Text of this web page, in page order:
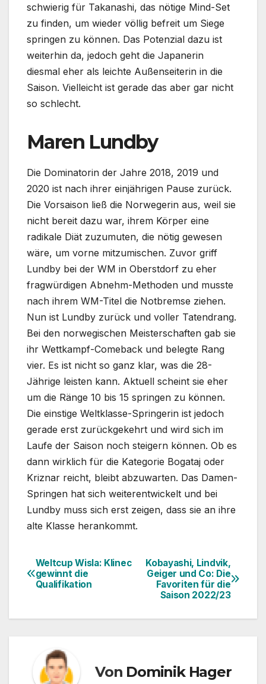
schwierig für Takanashi, das nötige Mind-Set
zu finden, um wieder völlig befreit um Siege
springen zu können. Das Potenzial dazu ist
weiterhin da, jedoch geht die Japanerin
diesmal eher als leichte Außenseiterin in die
Saison. Vielleicht ist gerade das aber gar nicht
so schlecht.
Maren Lundby
Die Dominatorin der Jahre 2018, 2019 und
2020 ist nach ihrer einjährigen Pause zurück.
Die Vorsaison ließ die Norwegerin aus, weil sie
nicht bereit dazu war, ihrem Körper eine
radikale Diät zuzumuten, die nötig gewesen
wäre, um vorne mitzumischen. Zuvor griff
Lundby bei der WM in Oberstdorf zu eher
fragwürdigen Abnehm-Methoden und musste
nach ihrem WM-Titel die Notbremse ziehen.
Nun ist Lundby zurück und voller Tatendrang.
Bei den norwegischen Meisterschaften gab sie
ihr Wettkampf-Comeback und belegte Rang
vier. Es ist nicht so ganz klar, was die 28-
Jährige leisten kann. Aktuell scheint sie eher
um die Ränge 10 bis 15 springen zu können.
Die einstige Weltklasse-Springerin ist jedoch
gerade erst zurückgekehrt und wird sich im
Laufe der Saison noch steigern können. Ob es
dann wirklich für die Kategorie Bogataj oder
Kriznar reicht, bleibt abzuwarten. Das Damen-
Springen hat sich weiterentwickelt und bei
Lundby muss sich erst zeigen, dass sie an ihre
alte Klasse herankommt.
Beitragsnavigation
Kobayashi, Lindvik,
Geiger und Co: Die
Favoriten für die
Saison 2022/23
Weltcup Wisla: Klinec
gewinnt die
Qualifikation
Von Dominik Hager